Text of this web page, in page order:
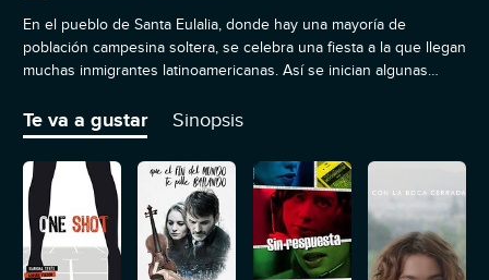
En el pueblo de Santa Eulalia, donde hay una mayoría de
población campesina soltera, se celebra una fiesta a la que llegan
muchas inmigrantes latinoamericanas. Así se inician algunas
Te va a gustar Sinopsis